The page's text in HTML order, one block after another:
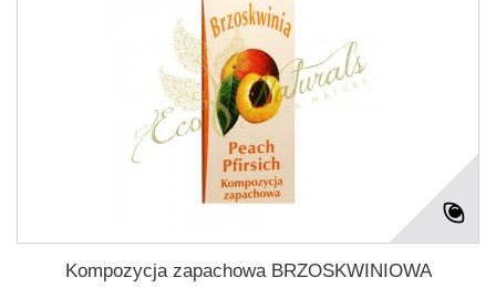
Kompozycja zapachowa BRZOSKWINIOWA